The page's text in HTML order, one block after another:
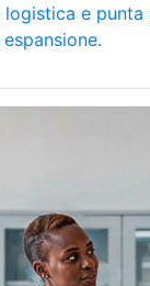
e punta